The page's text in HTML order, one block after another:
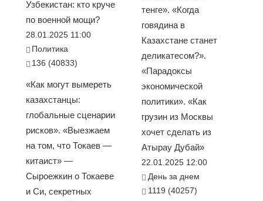
Узбекистан: кто круче
по военной мощи?
28.01.2025 11:00
Политика
136 (40833)
«Как могут вымереть
казахстанцы:
глобальные сценарии
рисков». «Выезжаем
на том, что Токаев —
китаист» —
Сыроежкин о Токаеве
и Си, секретных
тенге». «Когда
говядина в
Казахстане станет
деликатесом?».
«Парадоксы
экономической
политики». «Как
грузин из Москвы
хочет сделать из
Атырау Дубай»
22.01.2025 12:00
День за днем
1119 (40257)